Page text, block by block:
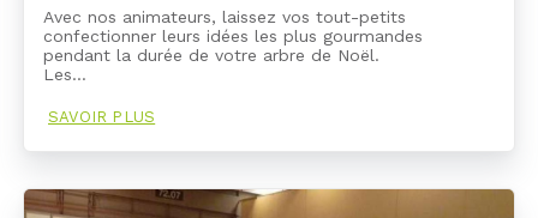
Avec nos animateurs, laissez vos tout-petits
confectionner leurs idées les plus gourmandes
pendant la durée de votre arbre de Noël.
Les…
SAVOIR PLUS